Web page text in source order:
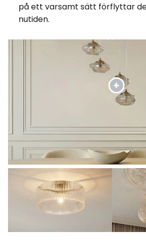
på ett varsamt sätt förflyttar
nutiden.